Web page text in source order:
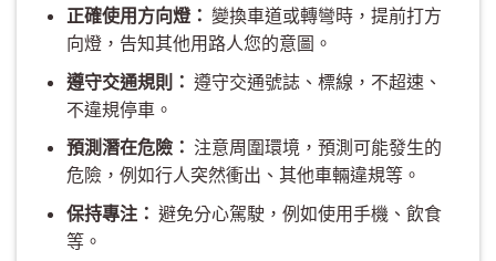
正確使用方向燈： 變換車道或轉彎時，提前打方
向燈，告知其他用路人您的意圖。
遵守交通規則： 遵守交通號誌、標線，不超速、
不違規停車。
預測潛在危險： 注意周圍環境，預測可能發生的
危險，例如行人突然衝出、其他車輛違規等。
保持專注： 避免分心駕駛，例如使用手機、飲食
等。